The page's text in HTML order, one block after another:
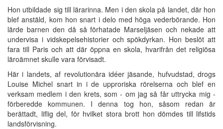
Hon utbildade sig till lärarinna. Men i den skola på landet, där hon
blef anstäld, kom hon snart i delo med höga vederbörande. Hon
lärde barnen den då så förhatade Marseljäsen och nekade att
undervisa i vidskepelsehistorier och spökdyrkan. Hon beslöt att
fara till Paris och att där öppna en skola, hvarifrån det religiösa
läroämnet skulle vara förvisadt.
Här i landets, af revolutionära idéer jäsande, hufvudstad, drogs
Louise Michel snart in i de upproriska rörelserna och blef en
verksam medlem i den krets, som - om jag så får uttrycka mig -
förberedde kommunen. I denna tog hon, såsom redan är
berättadt, liflig del, för hvilket stora brott hon dömdes till lifstids
landsförvisning.